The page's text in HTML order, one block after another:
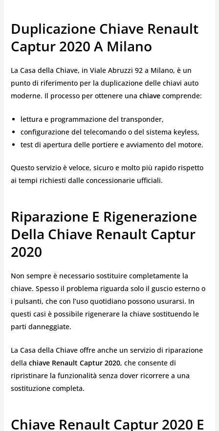
Duplicazione Chiave Renault
Captur 2020 A Milano
La Casa della Chiave, in Viale Abruzzi 92 a Milano, è un
punto di riferimento per la duplicazione delle chiavi auto
moderne. Il processo per ottenere una chiave comprende:
lettura e programmazione del transponder,
configurazione del telecomando o del sistema keyless,
test di apertura delle portiere e avviamento del motore.
Questo servizio è veloce, sicuro e molto più rapido rispetto
ai tempi richiesti dalle concessionarie ufficiali.
Riparazione E Rigenerazione
Della Chiave Renault Captur
2020
Non sempre è necessario sostituire completamente la
chiave. Spesso il problema riguarda solo il guscio esterno o
i pulsanti, che con l’uso quotidiano possono usurarsi. In
questi casi è possibile rigenerare la chiave sostituendo le
parti danneggiate.
La Casa della Chiave offre anche un servizio di riparazione
della chiave Renault Captur 2020, che consente di
ripristinare la funzionalità senza dover ricorrere a una
sostituzione completa.
Chiave Renault Captur 2020 E